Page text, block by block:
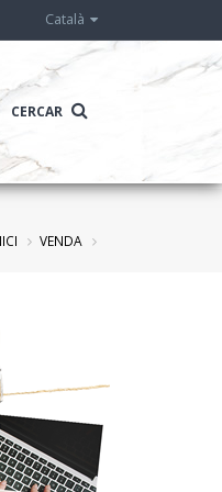
Català
CERCAR
VENDA